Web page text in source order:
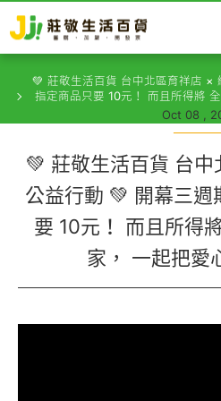
💚 莊敬生活百貨 台中北區育祥店 ×
指定商品只要 10元！ 而且所得將
Oct 08 ,
💚 莊敬生活百貨 台
公益行動 💚 開幕三週
要 10元！ 而且所得
家， 一起把